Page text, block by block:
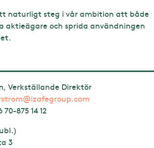
naturligt steg i vår ambition att både
aktieägare och sprida användningen
Verkställande Direktör
70-875 14 12
3